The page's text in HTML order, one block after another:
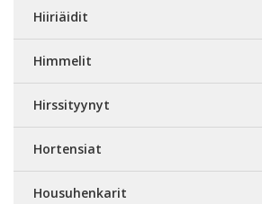
Hiiriäidit
Himmelit
Hirssityynyt
Hortensiat
Housuhenkarit